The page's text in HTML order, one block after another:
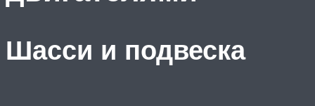
Шасси и подвеска